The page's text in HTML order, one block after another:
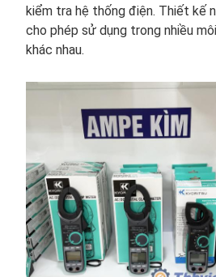
kiểm tra hệ thống điện. Thiết kế
cho phép sử dụng trong nhiều
khác nhau.